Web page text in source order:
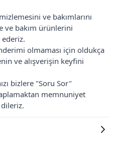
ve bakımlarını
ve bakım ürünlerini
ederiz.
olmaması için oldukça
ve alışverişin keyfini
bizlere "Soru Sor"
memnuniyet
dileriz.